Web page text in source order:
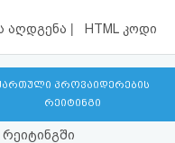
აღდგენა | HTML კოდი
პროვაიდერების
რეიტინგი